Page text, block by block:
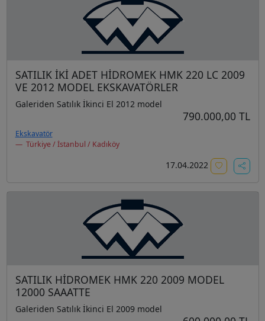
SATILIK İKİ ADET HİDROMEK HMK 220 LC 2009
VE 2012 MODEL EKSKAVATÖRLER
Galeriden Satılık İkinci El 2012 model
790.000,00 TL
Ekskavatör
Türkiye / İstanbul / Kadıköy
17.04.2022
SATILIK HİDROMEK HMK 220 2009 MODEL
12000 SAAATTE
Galeriden Satılık İkinci El 2009 model